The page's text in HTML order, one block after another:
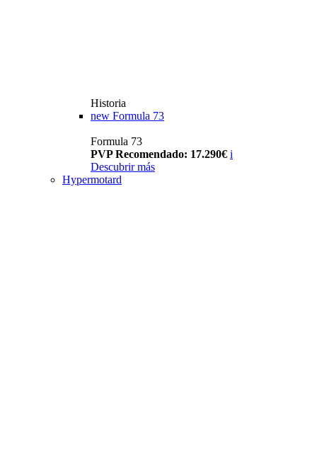
Historia
new Formula 73
Formula 73
PVP Recomendado: 17.290€ i
Descubrir más
Hypermotard